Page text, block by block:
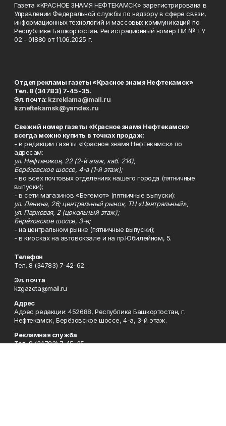
Газета «КРАСНОЕ ЗНАМЯ НЕФТЕКАМСК» зарегистрирована в
Управлении Федеральной службы по надзору в сфере связи,
информационных технологий и массовых коммуникаций по
Республике Башкортостан. Регистрационный номер ПИ № ТУ
02 - 01880 от 11.06.2025 г.
Отдел рекламы газеты «Красное знамя Нефтекамск»
Тел. 8 (34783) 7-45-35.
Эл. почта: kzreklama@mail.ru
kzneftekamsk@yandex.ru
Свежий номер газеты «Красное знамя Нефтекамск»
всегда можно купить в точках продаж:
- в редакции газеты «Красное знамя Нефтекамск» по
адресам:
ул. Нефтяников, 22 (2-й этаж, каб. 214),
Берёзовское шоссе, 4-а (1-й этаж);
- во всех почтовых отделениях нашего города (пятничные
выпуски);
- в сети магазинов «Бегемот» (пятничные выпуски):
ул. Ленина, 26; центральный рынок, ТЦ «Центральный»,
ул. Парковая, 2 (цокольный этаж);
Берёзовское шоссе, 3-в;
- на центральном рынке (пятничные выпуски);
- в киосках на автовокзале и на пр.Юбилейном, 5.
Телефон
Тел. 8 (34783) 7-42-62.
Эл. почта
kzgazeta@mail.ru
Адрес
Адрес редакции: 452688, Республика Башкортостан, г.
Нефтекамск, Берёзовское шоссе, 4-а, 3-й этаж.
Рекламная служба
Тел. 8 (34783) 7-45-35.